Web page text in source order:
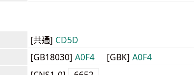
[共通] CD5D
[GB18030] A0F4 [GBK] A0F4